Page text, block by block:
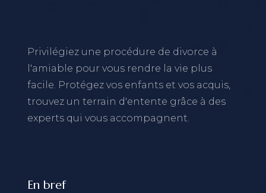
Privilégiez une procédure de divorce à
l'amiable pour vous rendre la vie plus
facile. Protégez vos enfants et vos acquis,
trouvez un terrain d'entente grâce à des
experts qui vous accompagnent.
En bref